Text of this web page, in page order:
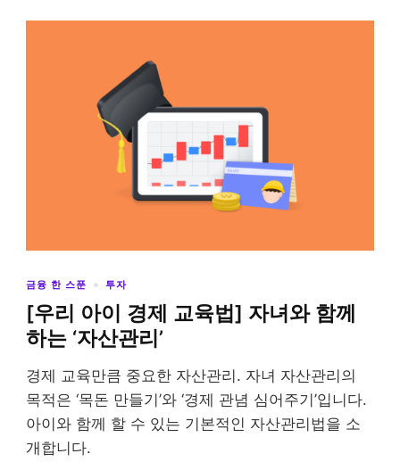
금융 한 스푼 투자
[우리 아이 경제 교육법] 자녀와 함께
하는 ‘자산관리’
경제 교육만큼 중요한 자산관리. 자녀 자산관리의
목적은 ‘목돈 만들기’와 ‘경제 관념 심어주기’입니다.
아이와 함께 할 수 있는 기본적인 자산관리법을 소
개합니다.